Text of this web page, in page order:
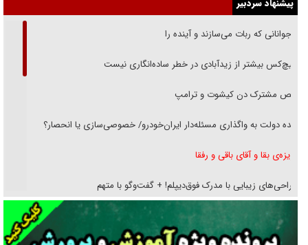
پیشنهاد سردبیر
نوجوانانی که ربات می‌سازند و آینده را
هیچ‌کس بیشتر از زیدآبادی در خطر ساده‌انگاری نیست
رقص مشترک دن کیشوت و ترامپ
دنده دولت به واگذاری مسئله‌دار ایران‌خودرو/ خصوصی‌سازی یا انحصار؟
غریزه‌ی بقا و آقای باقی و رفقا
جراحی‌های زیبایی با مدرک فوق‌دیپلم! + گفت‌وگو با متهم
گفت‌وگو با همسر یکی از شهدای جنگ رمضان/ پیکر بی‌سر شهید را از
انگشت‌های پا شناسایی کردیم